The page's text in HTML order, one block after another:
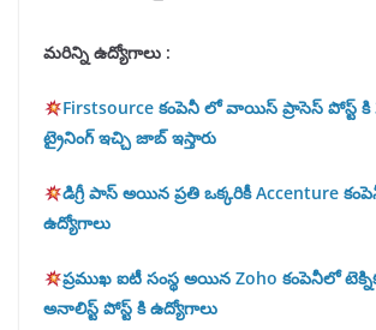
మరిన్ని ఉద్యోగాలు :
Firstsource కంపెనీ లో వాయిస్ ప్రాసెస్ పోస్ట్ కి
ట్రైనింగ్ ఇచ్చి జాబ్ ఇస్తారు
డిగ్రీ పాస్ అయిన ప్రతి ఒక్కరికీ Accenture
ఉద్యోగాలు
ప్రముఖ ఐటీ సంస్థ అయిన Zoho కంపెనీలో
అనాలిస్ట్ పోస్ట్ కి ఉద్యోగాలు